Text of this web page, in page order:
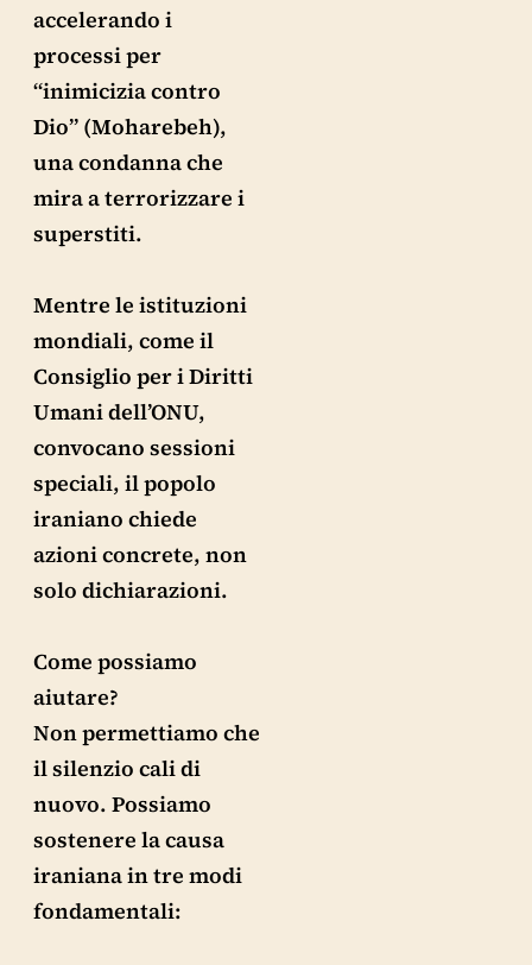
accelerando i
processi per
“inimicizia contro
Dio” (Moharebeh),
una condanna che
mira a terrorizzare i
superstiti.
Mentre le istituzioni
mondiali, come il
Consiglio per i Diritti
Umani dell’ONU,
convocano sessioni
speciali, il popolo
iraniano chiede
azioni concrete, non
solo dichiarazioni.
Come possiamo
aiutare?
Non permettiamo che
il silenzio cali di
nuovo. Possiamo
sostenere la causa
iraniana in tre modi
fondamentali: